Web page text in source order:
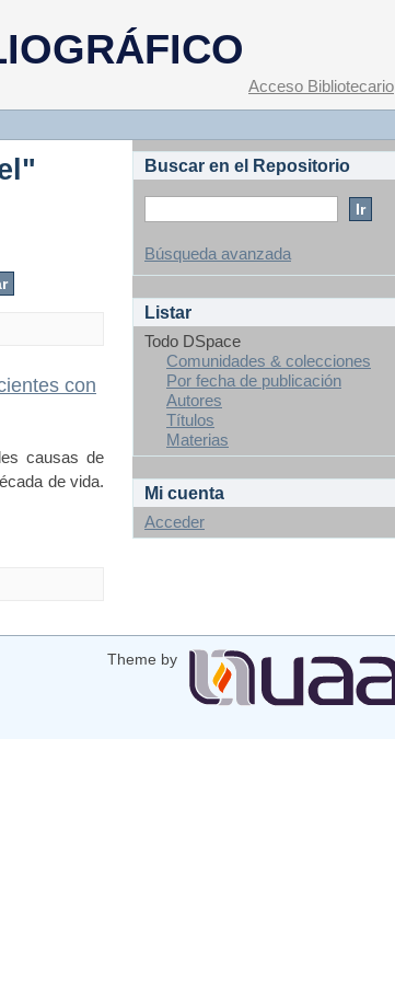
Acceso Bibliotecario
con
causas de
de vida.
Buscar en el Repositorio
Búsqueda avanzada
Listar
Todo DSpace
Comunidades & colecciones
Por fecha de publicación
Autores
Títulos
Materias
Mi cuenta
Acceder
Theme by